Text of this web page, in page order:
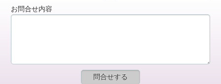
お問合せ内容